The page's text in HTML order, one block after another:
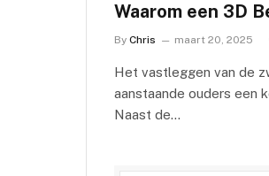
Waarom een 3D
By Chris maart 20, 2025
Het vastleggen van de
aanstaande ouders een
Naast de…